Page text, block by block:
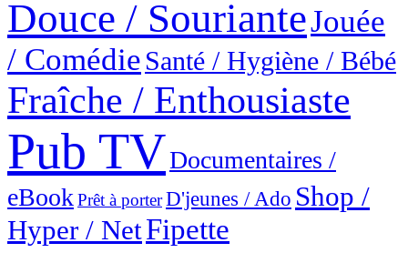
Douce / SourianteJouée
/ Comédie Santé / Hygiène / Bébé
Fraîche / Enthousiaste
Pub TVDocumentaires /
eBookPrêt à porterD'jeunes / Ado Shop /
Hyper / NetFipette